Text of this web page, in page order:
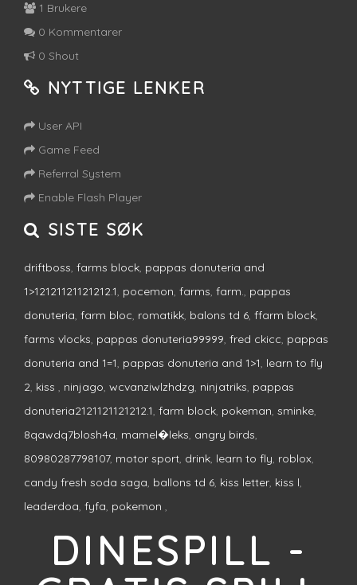
1 Brukere
0 Kommentarer
0 Shout
NYTTIGE LENKER
User API
Game Feed
Referral System
Enable Flash Player
SISTE SØK
driftboss, farms block, pappas donuteria and
1>12121121121212.1, pocemon, farms, farm., pappas
donuteria, farm bloc, romatikk, balons td 6, ffarm block,
farms vlocks, pappas donuteria99999, fred ckicc, pappas
donuteria and 1=1, pappas donuteria and 1>1, learn to fly
2, kiss , ninjago, wcvanziwlzhdzg, ninjatriks, pappas
donuteria2121121121212.1, farm block, pokeman, sminke,
8qawdq7blosh4a, mamel�leks, angry birds,
80980287798107, motor sport, drink, learn to fly, roblox,
candy fresh soda saga, ballons td 6, kiss letter, kiss l,
leaderdoa, fyfa, pokemon ,
DINESPILL -